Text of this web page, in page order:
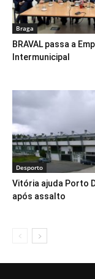
Braga
BRAVAL passa a
Intermunicipal
Desporto
Vitória ajuda Porto
após assalto